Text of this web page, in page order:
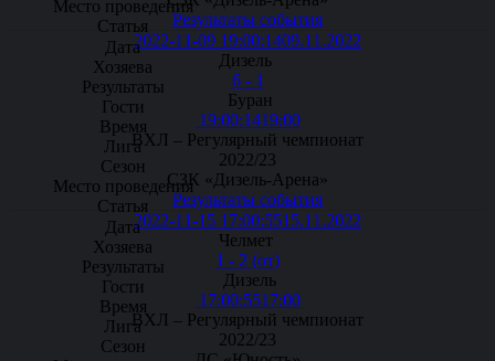
Результаты события
2022-11-09 19:00:1409.11.2022
Дизель
6 - 1
Буран
19:00:1419:00
ВХЛ – Регулярный чемпионат
2022/23
СЗК «Дизель-Арена»
Результаты события
2022-11-15 17:00:5515.11.2022
Челмет
1 - 2 (от)
Дизель
17:00:5517:00
ВХЛ – Регулярный чемпионат
2022/23